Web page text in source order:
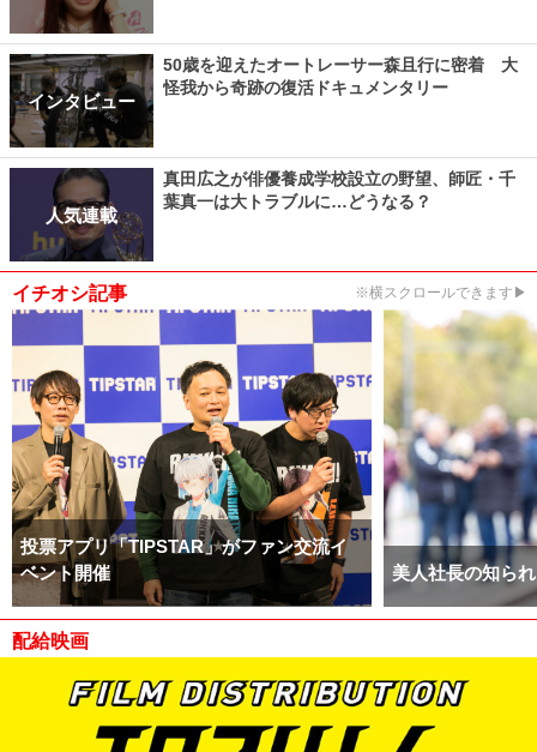
インタビュー
50歳を迎えたオートレーサー森且行に密着 大
怪我から奇跡の復活ドキュメンタリー
人気連載
真田広之が俳優養成学校設立の野望、師匠・千
葉真一は大トラブルに…どうなる？
イチオシ記事 ※横スクロールできます▶
投票アプリ「TIPSTAR」がファン交流イ
ベント開催
美人社長の知ら
配給映画